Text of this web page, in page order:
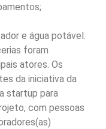
e água potável.
foram
atores. Os
da iniciativa da
startup para
com pessoas